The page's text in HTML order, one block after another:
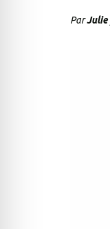
ParJulie